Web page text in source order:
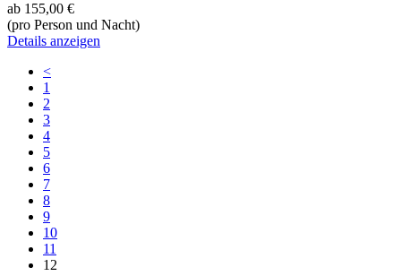
ab 155,00 €
(pro Person und Nacht)
Details anzeigen
<
1
2
3
4
5
6
7
8
9
10
11
12